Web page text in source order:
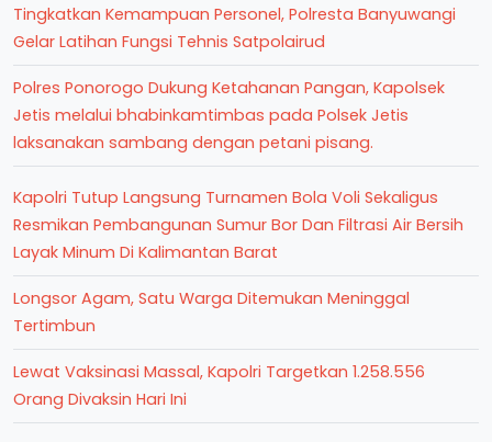
Tingkatkan Kemampuan Personel, Polresta Banyuwangi
Gelar Latihan Fungsi Tehnis Satpolairud
Polres Ponorogo Dukung Ketahanan Pangan, Kapolsek
Jetis melalui bhabinkamtimbas pada Polsek Jetis
laksanakan sambang dengan petani pisang.
Kapolri Tutup Langsung Turnamen Bola Voli Sekaligus
Resmikan Pembangunan Sumur Bor Dan Filtrasi Air Bersih
Layak Minum Di Kalimantan Barat
Longsor Agam, Satu Warga Ditemukan Meninggal
Tertimbun
Lewat Vaksinasi Massal, Kapolri Targetkan 1.258.556
Orang Divaksin Hari Ini